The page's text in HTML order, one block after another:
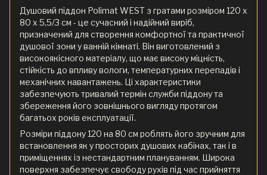
Душовий піддон Polimat WEST з гратами розміром 120 x
80 х 5,5/3 см - це сучасний і надійний виріб,
призначений для створення комфортної та практичної
душової зони у ванній кімнаті. Він виготовлений з
високоякісного матеріалу, що має високу міцність,
стійкість до впливу вологи, температурних перепадів і
механічних навантажень. Ці характеристики
забезпечують тривалий термін служби піддону та
збереження його зовнішнього вигляду протягом
багатьох років експлуатації.
Розміри піддону 120 на 80 см роблять його зручним для
встановлення як у просторих душових кабінах, так і в
приміщеннях із нестандартним плануванням. Широка
поверхня забезпечує свободу рухів під час прийняття